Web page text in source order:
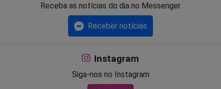
Receba as notícias do dia no Messenger
Receber notícias
Instagram
Siga-nos no Instagram